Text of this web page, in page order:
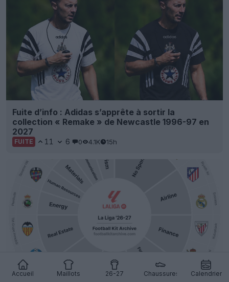
Accueil Maillots 26-27 Chaussures Calendrier
Fuite d’info : Adidas s’apprête à sortir la
collection « Remake » de Newcastle 1996-97 en
2027
FUITE 11 6 0 4.1K 15h